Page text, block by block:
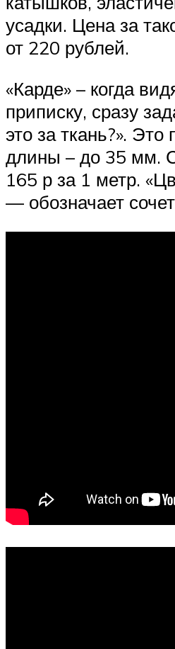
усадки. Цена за
от 220 рублей.
«Карде» – когда
приписку, сразу
это за ткань?».
длины – до 35 мм.
165 р за 1 метр.
— обозначает